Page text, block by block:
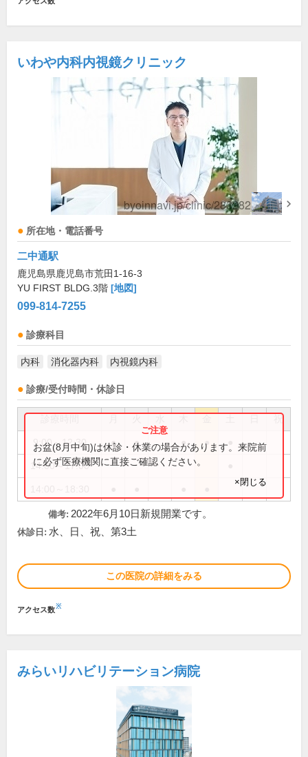
いわや内科内視鏡クリニック
所在地・電話番号
二中通駅
鹿児島県鹿児島市荒田1-16-3
YU FIRST BLDG.3階 [地図]
099-814-7255
診療科目
内科 消化器内科 内視鏡内科
診療/受付時間・休診日
祝
9:00～12:30 ● ● ● ●
14:00～17:00
お盆(8月中旬)は休診・休業の場合があります。来院前
に必ず医療機関に直接ご確認ください。
×閉じる
備考: 2022年6月10日新規開業です。
休診日: 水、日、祝、第3土
この医院の詳細をみる
アクセス数※
みらいリハビリテーション病院